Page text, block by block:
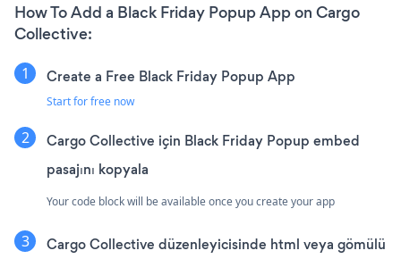
How To Add a Black Friday Popup App on Cargo
Collective:
Create a Free Black Friday Popup App
Start for free now
Cargo Collective için Black Friday Popup embed
pasajını kopyala
Your code block will be available once you create your app
Cargo Collective düzenleyicisinde html veya gömülü